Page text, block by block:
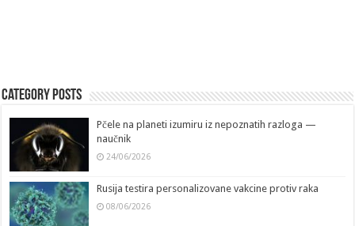
Category Posts
Pčele na planeti izumiru iz nepoznatih razloga —
naučnik
24/06/2026
Rusija testira personalizovane vakcine protiv raka
08/06/2026